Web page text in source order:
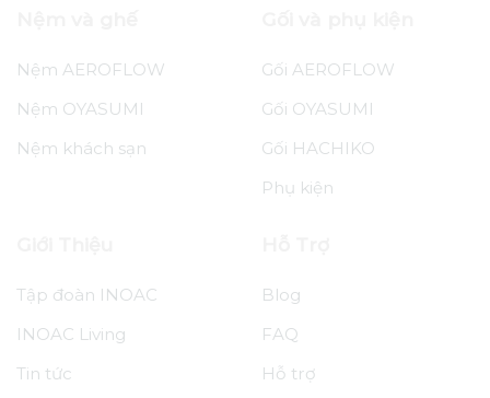
Nệm AEROFLOW
Nệm OYASUMI
Nệm khách sạn
Gối AEROFLOW
Gối OYASUMI
Gối HACHIKO
Phụ kiện
Tập đoàn INOAC
INOAC Living
Tin tức
Blog
FAQ
Hỗ trợ